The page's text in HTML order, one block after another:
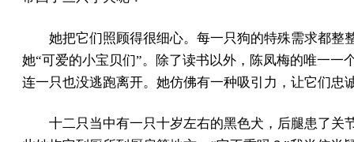
她把它们照顾得很细心。每一只狗的特殊需求都整
她“可爱的小宝贝们”。除了读书以外，陈凤梅的唯一
连一只也没逃跑离开。她仿佛有一种吸引力，让它们忠
十二只当中有一只十岁左右的黑色犬，后腿患了关